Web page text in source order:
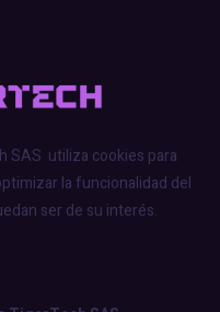
SAS utiliza cookies para
la funcionalidad del
ser de su interés.